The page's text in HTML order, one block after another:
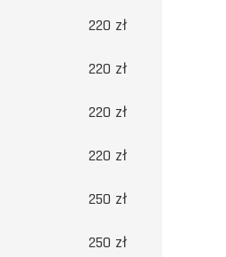
220 zł
220 zł
220 zł
220 zł
250 zł
250 zł